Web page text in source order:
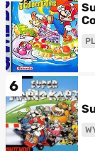
6